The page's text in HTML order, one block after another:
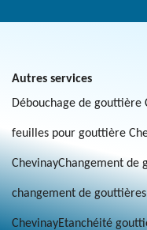
Autres services
Débouchage de gouttière
feuilles pour gouttière
ChevinayChangement de
changement de
ChevinayEtanchéité